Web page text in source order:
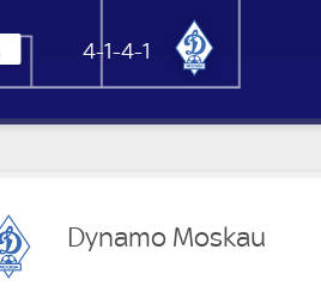
Dynamo Moskau
4-1-4-1
Dynamo Moskau